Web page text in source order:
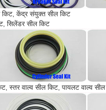
किट, केंद्र संयुक्त सील किट
सिलेंडर सील किट
स्तर वाल्व सील किट, पायलट वाल्व